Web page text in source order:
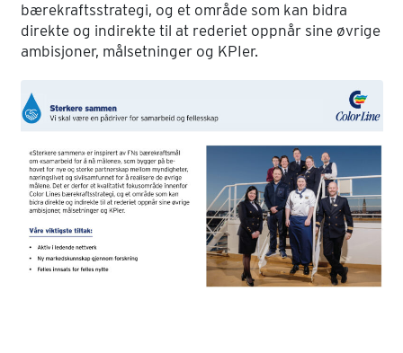
bærekraftsstrategi, og et område som kan bidra
direkte og indirekte til at rederiet oppnår sine øvrige
ambisjoner, målsetninger og KPIer.